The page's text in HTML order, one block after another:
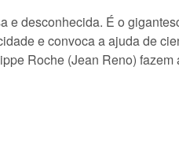
e desconhecida. É o
e convoca a ajuda de
Roche (Jean Reno) fazem